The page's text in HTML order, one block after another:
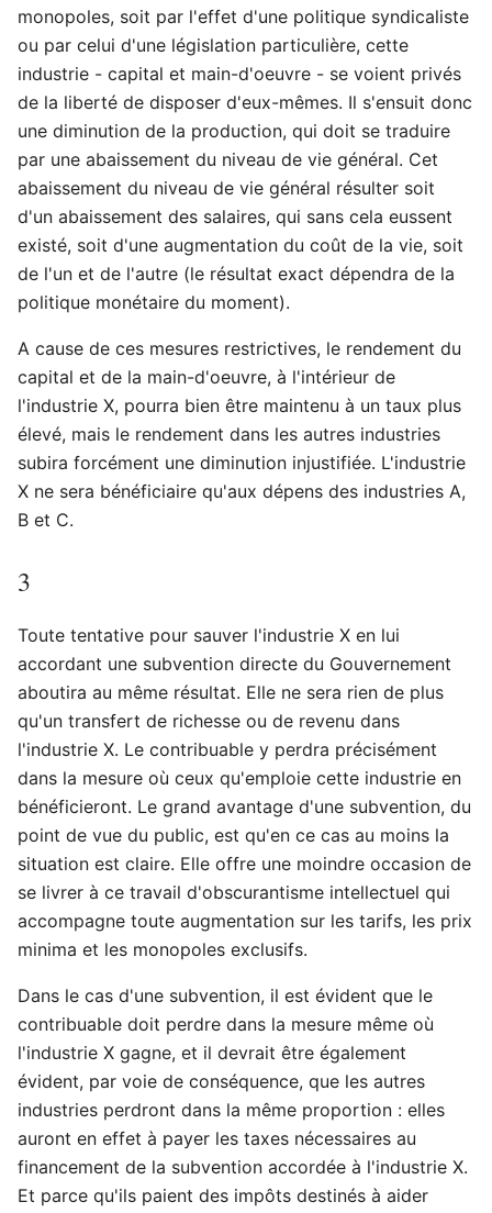
monopoles, soit par l'effet d'une politique syndicaliste
ou par celui d'une législation particulière, cette
industrie - capital et main-d'oeuvre - se voient privés
de la liberté de disposer d'eux-mêmes. Il s'ensuit donc
une diminution de la production, qui doit se traduire
par une abaissement du niveau de vie général. Cet
abaissement du niveau de vie général résulter soit
d'un abaissement des salaires, qui sans cela eussent
existé, soit d'une augmentation du coût de la vie, soit
de l'un et de l'autre (le résultat exact dépendra de la
politique monétaire du moment).
A cause de ces mesures restrictives, le rendement du
capital et de la main-d'oeuvre, à l'intérieur de
l'industrie X, pourra bien être maintenu à un taux plus
élevé, mais le rendement dans les autres industries
subira forcément une diminution injustifiée. L'industrie
X ne sera bénéficiaire qu'aux dépens des industries A,
B et C.
3
Toute tentative pour sauver l'industrie X en lui
accordant une subvention directe du Gouvernement
aboutira au même résultat. Elle ne sera rien de plus
qu'un transfert de richesse ou de revenu dans
l'industrie X. Le contribuable y perdra précisément
dans la mesure où ceux qu'emploie cette industrie en
bénéficieront. Le grand avantage d'une subvention, du
point de vue du public, est qu'en ce cas au moins la
situation est claire. Elle offre une moindre occasion de
se livrer à ce travail d'obscurantisme intellectuel qui
accompagne toute augmentation sur les tarifs, les prix
minima et les monopoles exclusifs.
Dans le cas d'une subvention, il est évident que le
contribuable doit perdre dans la mesure même où
l'industrie X gagne, et il devrait être également
évident, par voie de conséquence, que les autres
industries perdront dans la même proportion : elles
auront en effet à payer les taxes nécessaires au
financement de la subvention accordée à l'industrie X.
Et parce qu'ils paient des impôts destinés à aider